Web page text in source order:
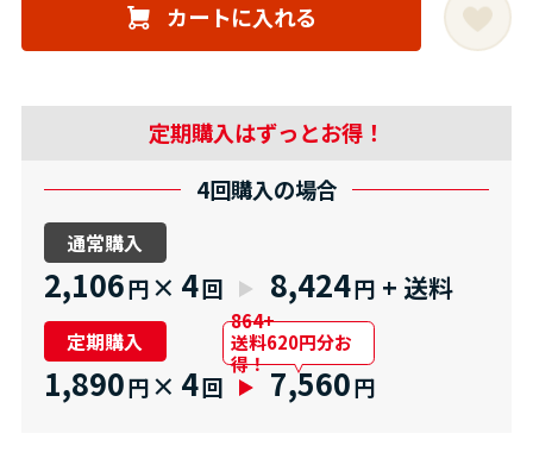
カートに入れる
定期購入はずっとお得！
4回購入の場合
通常購入
2,106円× 4回 8,424円 + 送料
定期購入
1,890円× 4回 7,560円
864+
送料620円分お
得！